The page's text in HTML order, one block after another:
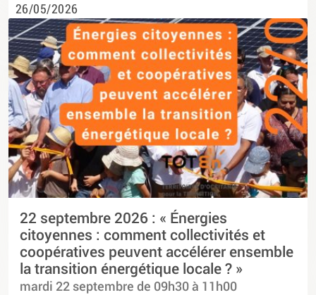
26/05/2026
22 septembre 2026 : « Énergies
citoyennes : comment collectivités et
coopératives peuvent accélérer ensemble
la transition énergétique locale ? »
mardi 22 septembre de 09h30 à 11h00